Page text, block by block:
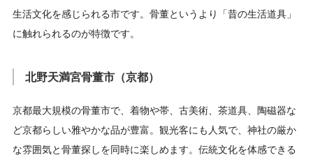
生活文化を感じられる市です。骨董というより「昔の生活道具」
に触れられるのが特徴です。
北野天満宮骨董市（京都）
京都最大規模の骨董市で、着物や帯、古美術、茶道具、陶磁器な
ど京都らしい雅やかな品が豊富。観光客にも人気で、神社の厳か
な雰囲気と骨董探しを同時に楽しめます。伝統文化を体感できる